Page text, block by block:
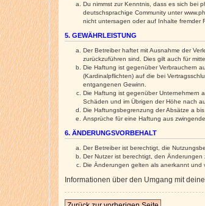
Du nimmst zur Kenntnis, dass es sich bei
deutschsprachige Community unter
nicht untersagen oder auf Inhalte fremder
5. GEWÄHRLEISTUNG
Der Betreiber haftet mit Ausnahme der
zurückzuführen sind. Dies gilt auch für
Die Haftung ist gegenüber Verbrauchern
(Kardinalpflichten) auf die bei
entgangenen Gewinn.
Die Haftung ist gegenüber Unternehmern
Schäden und im Übrigen der Höhe nach
Die Haftungsbegrenzung der Absätze a
Ansprüche für eine Haftung aus
6. ÄNDERUNGSVORBEHALT
Der Betreiber ist berechtigt, die
Der Nutzer ist berechtigt, den Änderungen
Die Änderungen gelten als anerkannt und
Informationen über den Umgang mit